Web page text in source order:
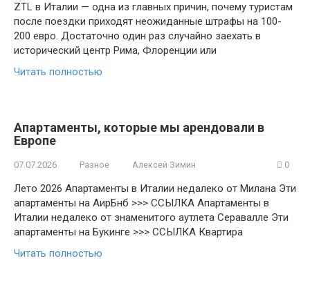
ZTL в Италии — одна из главных причин, почему туристам
после поездки приходят неожиданные штрафы на 100-
200 евро. Достаточно один раз случайно заехать в
исторический центр Рима, Флоренции или
Читать полностью
Апартаменты, которые мы арендовали в
Европе
07.07.2026 Разное Алексей Зимин 0
Лето 2026 Апартаменты в Италии недалеко от Милана Эти
апартаменты на АирБнб >>> ССЫЛКА Апартаменты в
Италии недалеко от знаменитого аутлета Серавалле Эти
апартаменты на Букинге >>> ССЫЛКА Квартира
Читать полностью